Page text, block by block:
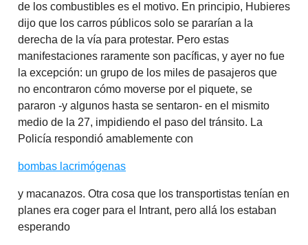
de los combustibles es el motivo. En principio, Hubieres
dijo que los carros públicos solo se pararían a la
derecha de la vía para protestar. Pero estas
manifestaciones raramente son pacíficas, y ayer no fue
la excepción: un grupo de los miles de pasajeros que
no encontraron cómo moverse por el piquete, se
pararon -y algunos hasta se sentaron- en el mismito
medio de la 27, impidiendo el paso del tránsito. La
Policía respondió amablemente con
bombas lacrimógenas
y macanazos. Otra cosa que los transportistas tenían en
planes era coger para el Intrant, pero allá los estaban
esperando